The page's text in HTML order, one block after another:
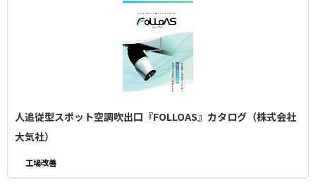
人追従型スポット空調吹出口『FOLLOAS』カタログ（株式会社
大気社）
工場改善